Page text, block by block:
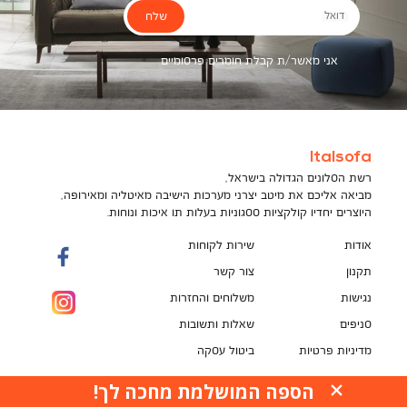
דואל
אני מאשר/ת קבלת חומרים פרסומיים
שלח
Italsofa
רשת הסלונים הגדולה בישראל,
מביאה אליכם את מיטב יצרני מערכות הישיבה מאיטליה ומאירופה,
היוצרים יחדיו קולקציות ססגוניות בעלות תו איכות ונוחות.
אודות
תקנון
נגישות
סניפים
מדיניות פרטיות
שירות לקוחות
צור קשר
משלוחים והחזרות
שאלות ותשובות
ביטול עסקה
תקנון מועדון לקוחות
האתר עושה שימוש בקובצי עוגיות (Cookies) למטרות
הספה המושלמת מחכה לך!